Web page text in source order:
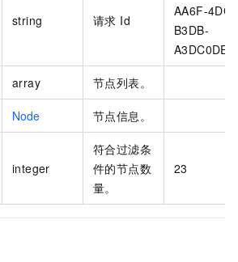
string 请求 Id
AA6F-
B3DB-
array 节点列表。
Node 节点信息。
integer
符合过滤条
件的节点数
量。
23